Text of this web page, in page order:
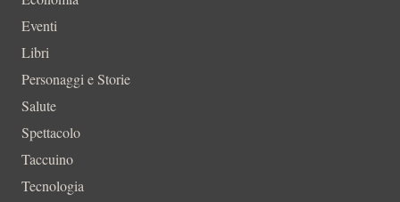
Eventi
Libri
Personaggi e Storie
Salute
Spettacolo
Taccuino
Tecnologia